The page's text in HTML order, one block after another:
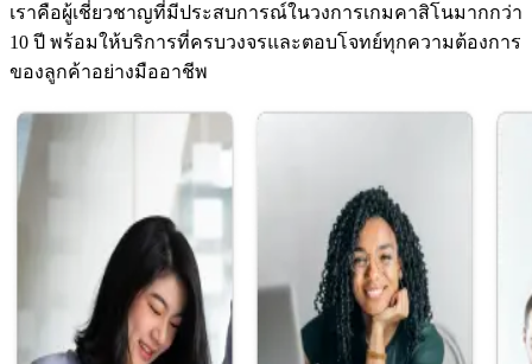
เราคือผู้เชี่ยวชาญที่มีประสบการณ์ในวงการเกมคาสิโนมากกว่า
10 ปี พร้อมให้บริการที่ครบวงจรและตอบโจทย์ทุกความต้องการ
ของลูกค้าอย่างมืออาชีพ